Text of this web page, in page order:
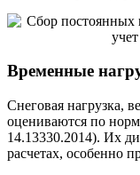
Временные
Снеговая нагрузка,
оцениваются по
14.13330.2014). Их
расчетах, особенно